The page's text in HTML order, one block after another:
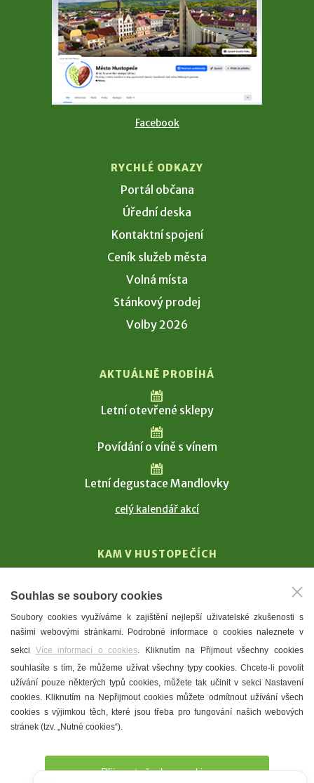
Facebook
RYCHLÉ ODKAZY
Portál občana
Úřední deska
Kontaktní spojení
Ceník služeb města
Volná místa
Stánkový prodej
Volby 2026
AKTUÁLNĚ PROBÍHÁ
Letní otevřené sklepy
Povídání o víně s vínem
Letní degustace Mandlovky
celý kalendář akcí
KAM V HUSTOPEČÍCH
T. G. Masaryk
Mandloně
Ubytování
Restaurace
Městské muzeum a galerie
Denní meníčka
Souhlas se soubory cookies
Soubory cookies využíváme k zajištění nejlepší uživatelské zkušenosti s
našimi webovými stránkami. Podrobné informace o cookies naleznete v
sekci Více informací o cookies. Kliknutím na Přijmout všechny cookies
souhlasíte s tím, že můžeme užívat všechny typy cookies. Chcete-li povolit
užívání pouze některých typů cookies, můžete tak učinit v sekci Nastavení
cookies. Kliknutím na Nepřijmout cookies můžete odmítnout užívání všech
cookies s výjimkou těch, které jsou třeba pro fungování našich webových
stránek (tzv. „Nutné cookies“).
Přijmout všechny cookies